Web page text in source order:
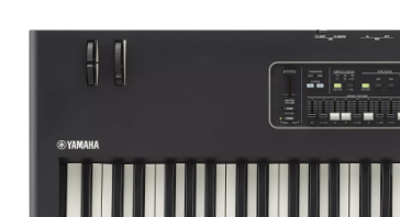
Violons & Quatuor